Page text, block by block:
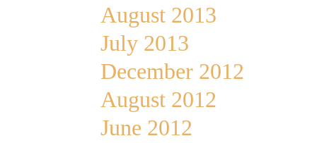
August 2013
July 2013
December 2012
August 2012
June 2012